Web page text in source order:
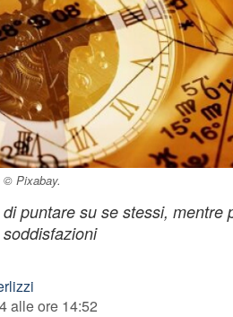
© Pixabay.
puntare su se stessi, mentre
alle ore 14:52